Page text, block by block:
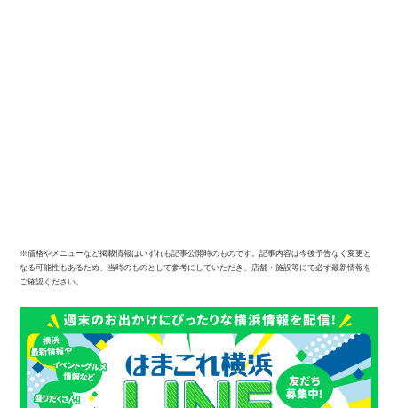
※価格やメニューなど掲載情報はいずれも記事公開時のものです。記事内容は今後予告なく変更と
なる可能性もあるため、当時のものとして参考にしていただき、店舗・施設等にて必ず最新情報を
ご確認ください。